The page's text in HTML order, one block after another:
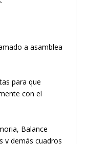
a asamblea
para que
con el
Balance
y demás cuadros